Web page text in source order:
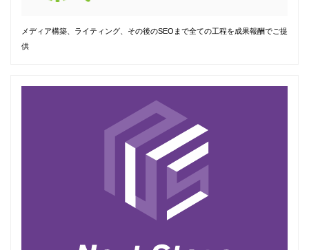
メディア構築、ライティング、その後のSEOまで全ての工程を成果報酬でご提
供